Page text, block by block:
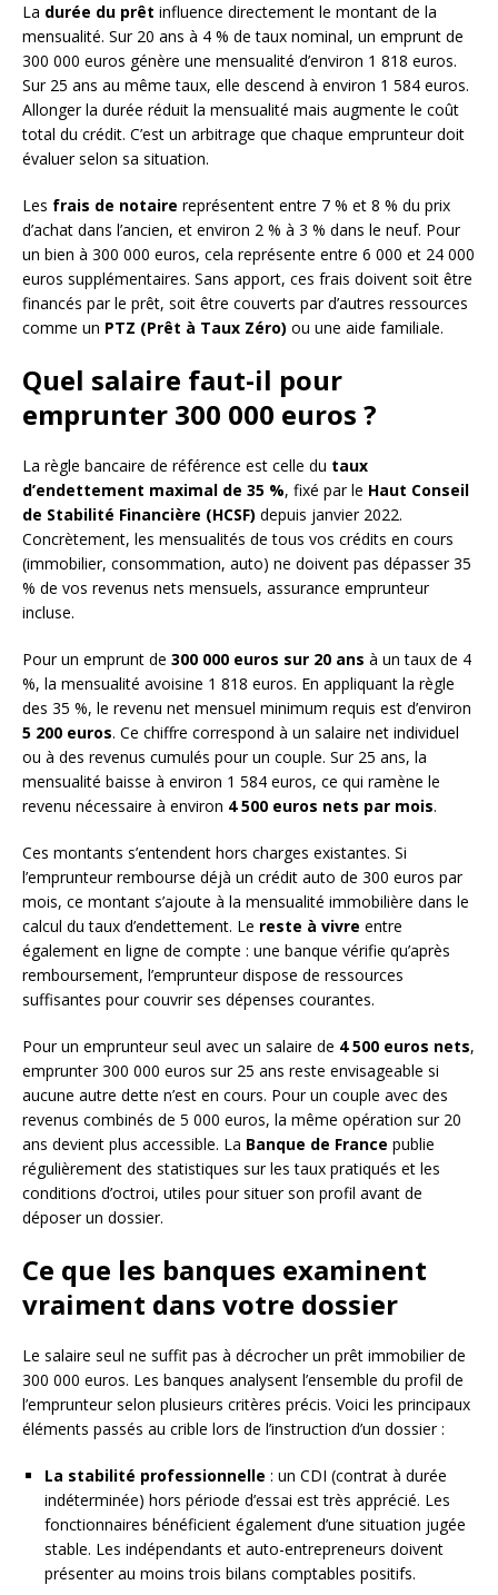
La durée du prêt influence directement le montant de la
mensualité. Sur 20 ans à 4 % de taux nominal, un emprunt de
300 000 euros génère une mensualité d’environ 1 818 euros.
Sur 25 ans au même taux, elle descend à environ 1 584 euros.
Allonger la durée réduit la mensualité mais augmente le coût
total du crédit. C’est un arbitrage que chaque emprunteur doit
évaluer selon sa situation.
Les frais de notaire représentent entre 7 % et 8 % du prix
d’achat dans l’ancien, et environ 2 % à 3 % dans le neuf. Pour
un bien à 300 000 euros, cela représente entre 6 000 et 24 000
euros supplémentaires. Sans apport, ces frais doivent soit être
financés par le prêt, soit être couverts par d’autres ressources
comme un PTZ (Prêt à Taux Zéro) ou une aide familiale.
Quel salaire faut-il pour
emprunter 300 000 euros ?
La règle bancaire de référence est celle du taux
d’endettement maximal de 35 %, fixé par le Haut Conseil
de Stabilité Financière (HCSF) depuis janvier 2022.
Concrètement, les mensualités de tous vos crédits en cours
(immobilier, consommation, auto) ne doivent pas dépasser 35
% de vos revenus nets mensuels, assurance emprunteur
incluse.
Pour un emprunt de 300 000 euros sur 20 ans à un taux de 4
%, la mensualité avoisine 1 818 euros. En appliquant la règle
des 35 %, le revenu net mensuel minimum requis est d’environ
5 200 euros. Ce chiffre correspond à un salaire net individuel
ou à des revenus cumulés pour un couple. Sur 25 ans, la
mensualité baisse à environ 1 584 euros, ce qui ramène le
revenu nécessaire à environ 4 500 euros nets par mois.
Ces montants s’entendent hors charges existantes. Si
l’emprunteur rembourse déjà un crédit auto de 300 euros par
mois, ce montant s’ajoute à la mensualité immobilière dans le
calcul du taux d’endettement. Le reste à vivre entre
également en ligne de compte : une banque vérifie qu’après
remboursement, l’emprunteur dispose de ressources
suffisantes pour couvrir ses dépenses courantes.
Pour un emprunteur seul avec un salaire de 4 500 euros nets,
emprunter 300 000 euros sur 25 ans reste envisageable si
aucune autre dette n’est en cours. Pour un couple avec des
revenus combinés de 5 000 euros, la même opération sur 20
ans devient plus accessible. La Banque de France publie
régulièrement des statistiques sur les taux pratiqués et les
conditions d’octroi, utiles pour situer son profil avant de
déposer un dossier.
Ce que les banques examinent
vraiment dans votre dossier
Le salaire seul ne suffit pas à décrocher un prêt immobilier de
300 000 euros. Les banques analysent l’ensemble du profil de
l’emprunteur selon plusieurs critères précis. Voici les principaux
éléments passés au crible lors de l’instruction d’un dossier :
La stabilité professionnelle : un CDI (contrat à durée
indéterminée) hors période d’essai est très apprécié. Les
fonctionnaires bénéficient également d’une situation jugée
stable. Les indépendants et auto-entrepreneurs doivent
présenter au moins trois bilans comptables positifs.